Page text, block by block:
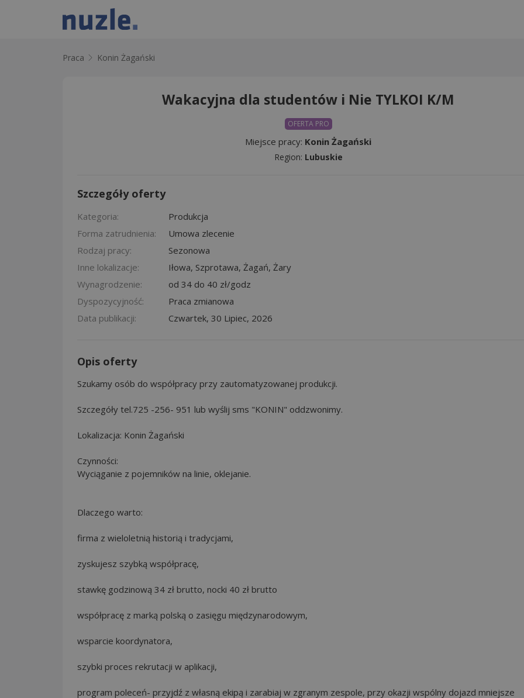
Praca Konin Żagański
Wakacyjna dla studentów i Nie TYLKOI K/M
OFERTA PRO
Miejsce pracy: Konin Żagański
Region: Lubuskie
Szczegóły oferty
Kategoria:
Produkcja
Forma zatrudnienia:
Umowa zlecenie
Rodzaj pracy:
Sezonowa
Inne lokalizacje:
Iłowa, Szprotawa, Żagań, Żary
Wynagrodzenie:
od 34 do 40 zł/godz
Dyspozycyjność:
Praca zmianowa
Data publikacji:
Czwartek, 30 Lipiec, 2026
Opis oferty
Szukamy osób do współpracy przy zautomatyzowanej produkcji.
Szczegóły tel.725 -256- 951 lub wyślij sms "KONIN" oddzwonimy.
Lokalizacja: Konin Żagański
Czynności:
Wyciąganie z pojemników na linie, oklejanie.
Dlaczego warto:
firma z wieloletnią historią i tradycjami,
zyskujesz szybką współpracę,
stawkę godzinową 34 zł brutto, nocki 40 zł brutto
współpracę z marką polską o zasięgu międzynarodowym,
wsparcie koordynatora,
szybki proces rekrutacji w aplikacji,
program poleceń- przyjdź z własną ekipą i zarabiaj w zgranym zespole, przy okazji wspólny dojazd mniejsze